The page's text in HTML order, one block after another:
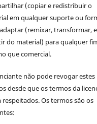
(copiar e redistribuir o
em qualquer suporte ou
(remixar, transformar,
do material) para qualquer
que comercial.
não pode revogar estes
desde que os termos da
respeitados. Os termos são os